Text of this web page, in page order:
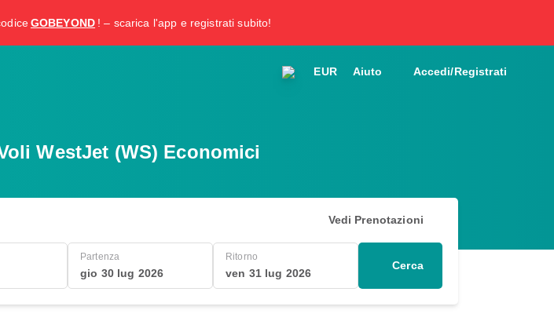
GOBEYOND ! – scarica l'app e registrati subito!
EUR Aiuto Accedi/Registrati
WestJet (WS) Economici
Vedi Prenotazioni
Partenza
gio 30 lug 2026
Ritorno
ven 31 lug 2026
Cerca